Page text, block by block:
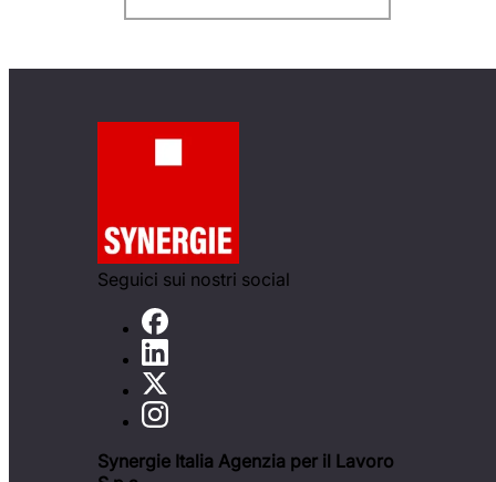
Seguici sui nostri social
Synergie Italia Agenzia per il Lavoro